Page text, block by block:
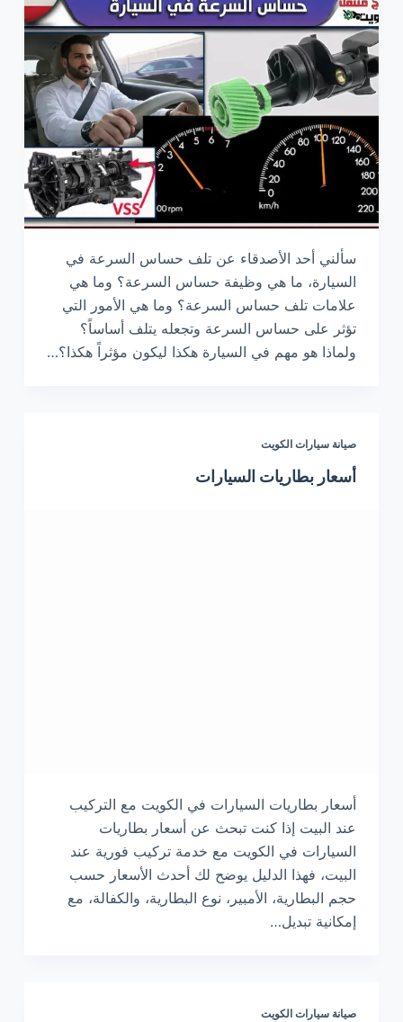
سألني أحد الأصدقاء عن تلف حساس السرعة في
السيارة، ما هي وظيفة حساس السرعة؟ وما هي
علامات تلف حساس السرعة؟ وما هي الأمور التي
تؤثر على حساس السرعة وتجعله يتلف أساساً؟
ولماذا هو مهم في السيارة هكذا ليكون مؤثراً هكذا؟…
صيانة سيارات الكويت
أسعار بطاريات السيارات
أسعار بطاريات السيارات في الكويت مع التركيب
عند البيت إذا كنت تبحث عن أسعار بطاريات
السيارات في الكويت مع خدمة تركيب فورية عند
البيت، فهذا الدليل يوضح لك أحدث الأسعار حسب
حجم البطارية، الأمبير، نوع البطارية، والكفالة، مع
إمكانية تبديل…
صيانة سيارات الكويت